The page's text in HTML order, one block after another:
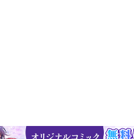
ラクター好き、マスコット好き